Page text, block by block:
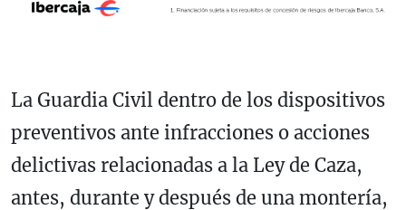
La Guardia Civil dentro de los dispositivos
preventivos ante infracciones o acciones
delictivas relacionadas a la Ley de Caza,
antes, durante y después de una montería,